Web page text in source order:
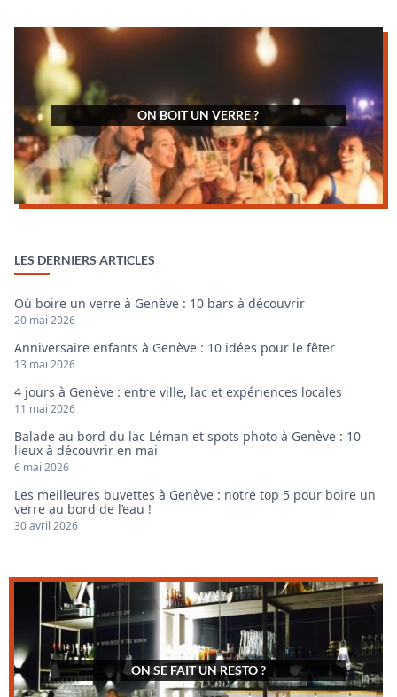
ON BOIT UN VERRE ?
LES DERNIERS ARTICLES
Où boire un verre à Genève : 10 bars à découvrir
20 mai 2026
Anniversaire enfants à Genève : 10 idées pour le fêter
13 mai 2026
4 jours à Genève : entre ville, lac et expériences locales
11 mai 2026
Balade au bord du lac Léman et spots photo à Genève : 10
lieux à découvrir en mai
6 mai 2026
Les meilleures buvettes à Genève : notre top 5 pour boire un
verre au bord de l’eau !
30 avril 2026
ON SE FAIT UN RESTO ?